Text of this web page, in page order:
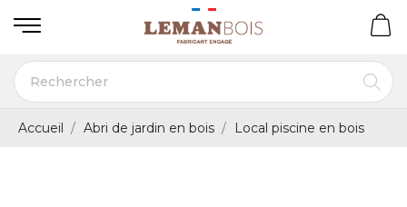
Accueil Abri de jardin en bois Local piscine en bois